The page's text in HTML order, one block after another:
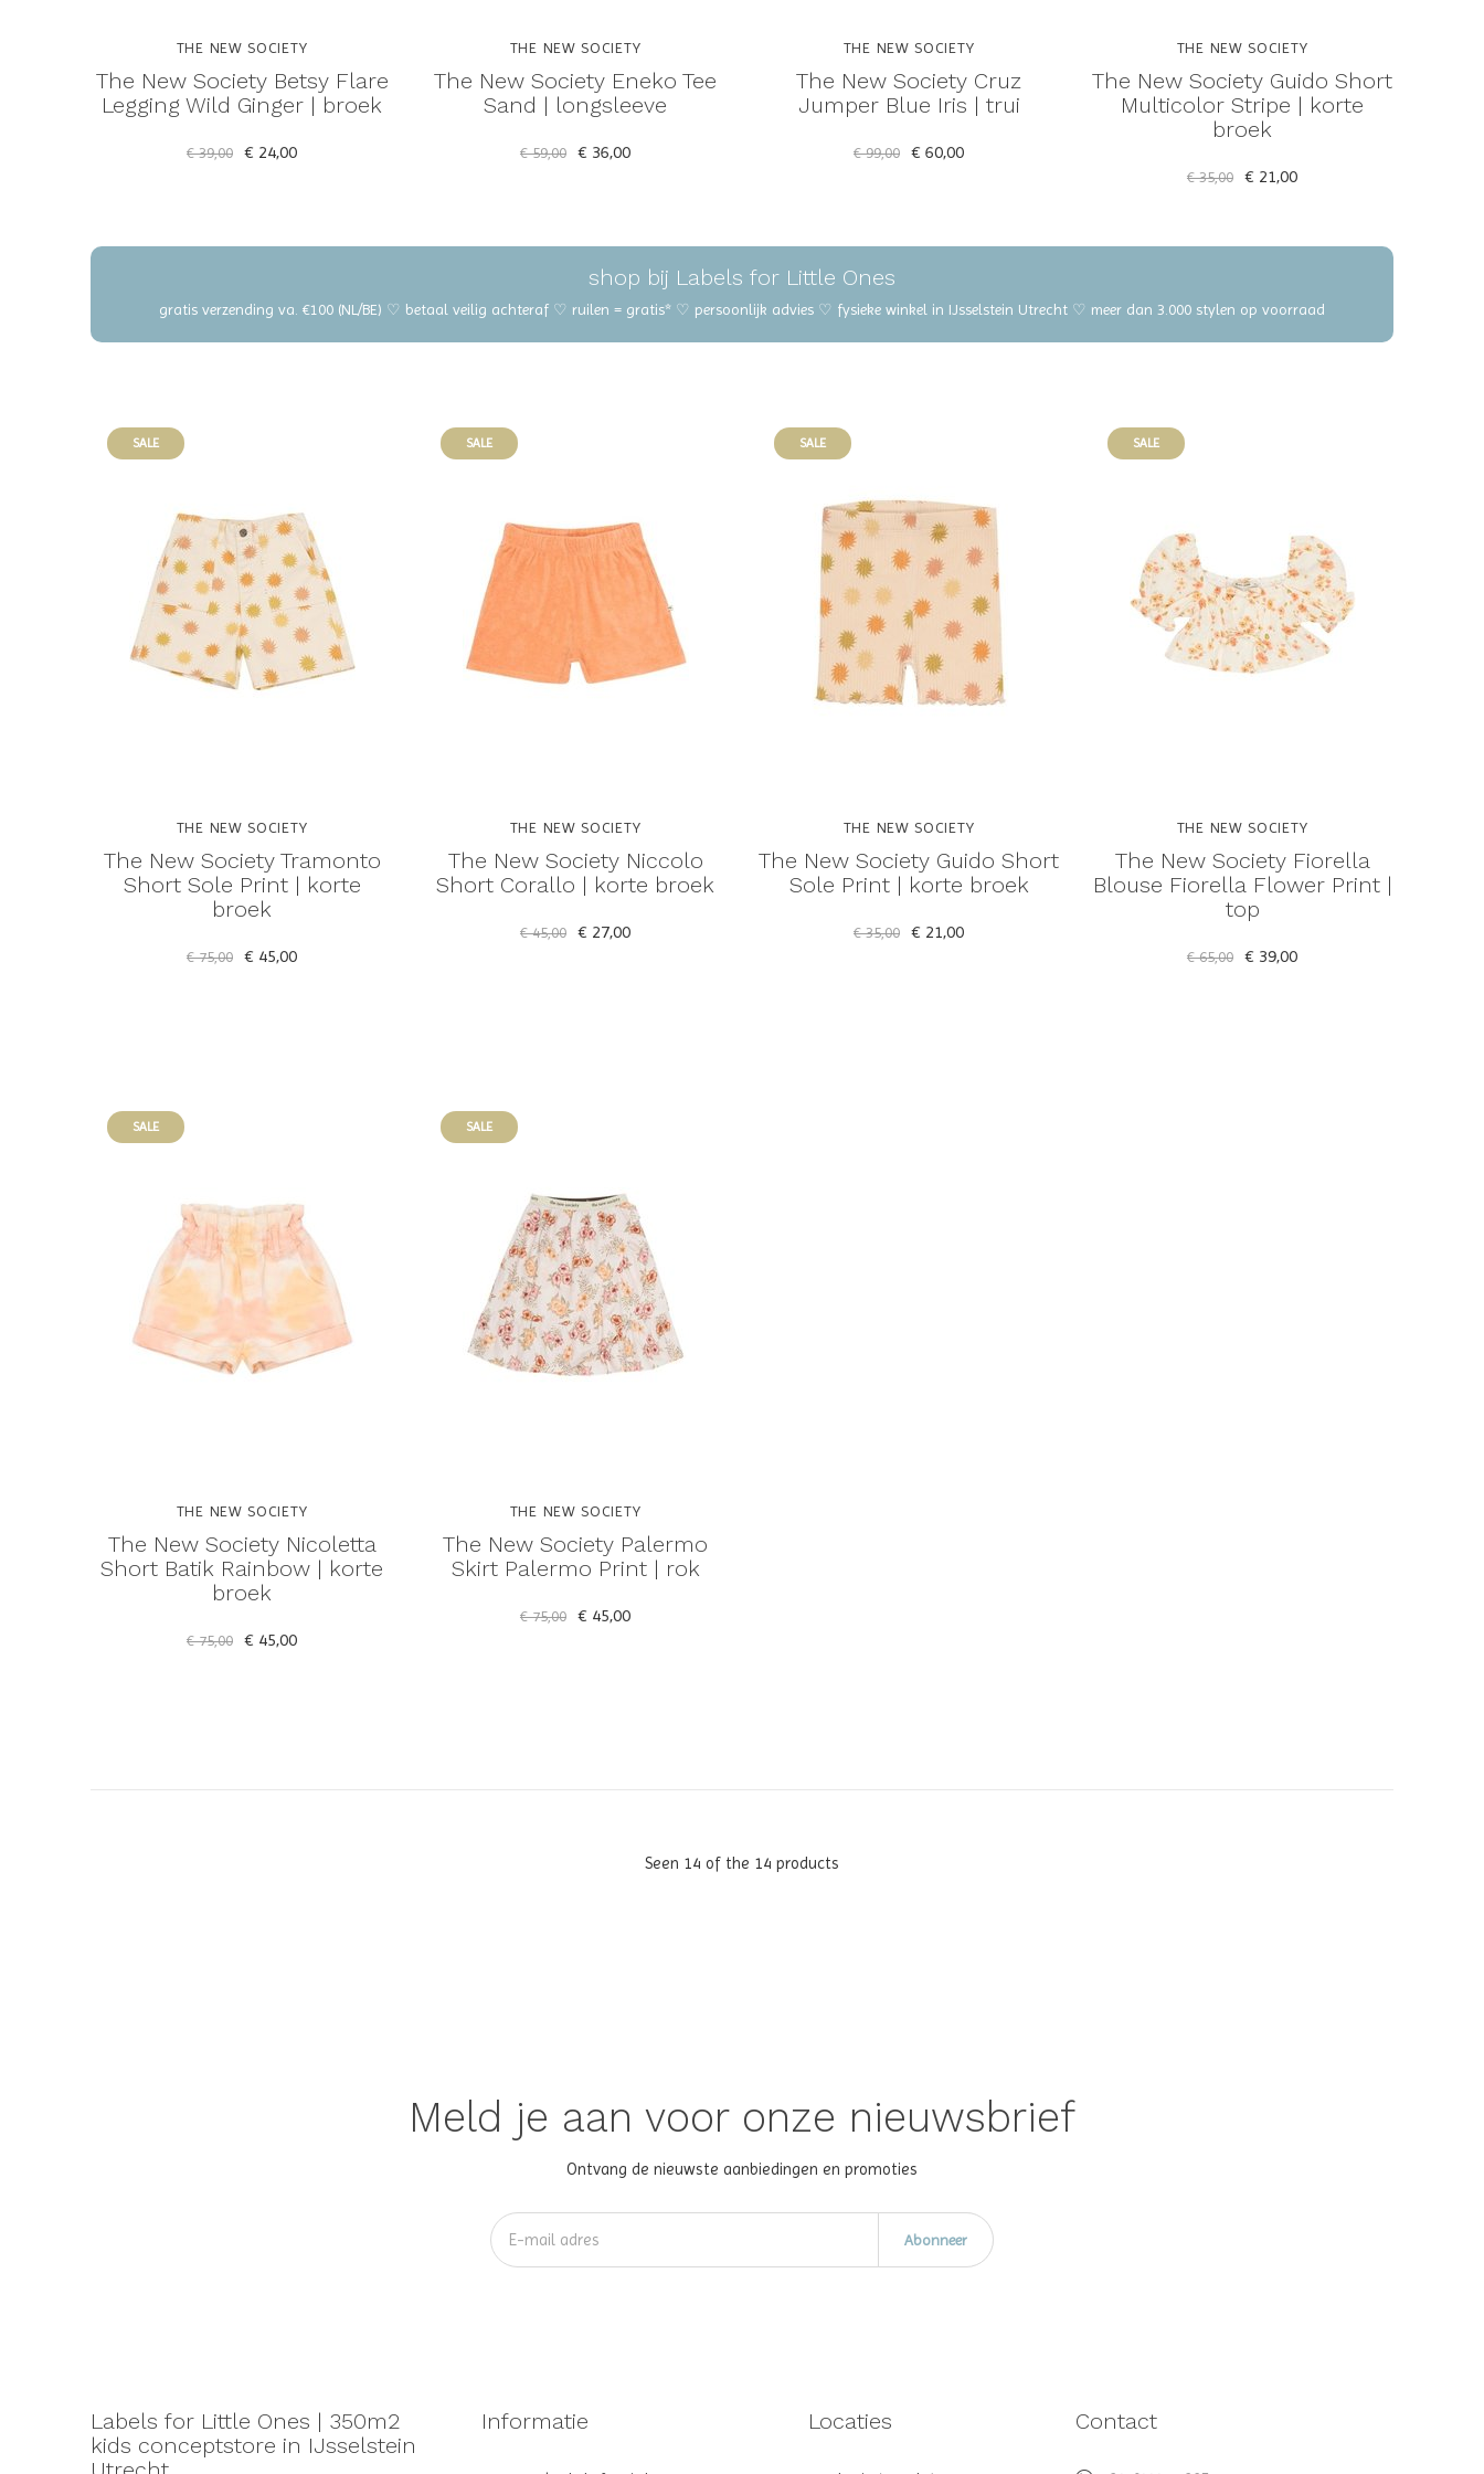
THE NEW SOCIETY
The New Society Betsy Flare
Legging Wild Ginger | broek
€ 39,00 € 24,00
THE NEW SOCIETY
The New Society Eneko Tee
Sand | longsleeve
€ 59,00 € 36,00
THE NEW SOCIETY
The New Society Cruz
Jumper Blue Iris | trui
€ 99,00 € 60,00
THE NEW SOCIETY
The New Society Guido Short
Multicolor Stripe | korte
broek
€ 35,00 € 21,00
shop bij Labels for Little Ones
gratis verzending va. €100 (NL/BE) ♡ betaal veilig achteraf ♡ ruilen = gratis* ♡ persoonlijk advies ♡ fysieke winkel in IJsselstein Utrecht ♡ meer dan 3.000 stylen op voorraad
SALE
THE NEW SOCIETY
The New Society Tramonto
Short Sole Print | korte
broek
€ 75,00 € 45,00
SALE
THE NEW SOCIETY
The New Society Niccolo
Short Corallo | korte broek
€ 45,00 € 27,00
SALE
THE NEW SOCIETY
The New Society Guido Short
Sole Print | korte broek
€ 35,00 € 21,00
SALE
THE NEW SOCIETY
The New Society Fiorella
Blouse Fiorella Flower Print |
top
€ 65,00 € 39,00
SALE
THE NEW SOCIETY
The New Society Nicoletta
Short Batik Rainbow | korte
broek
€ 75,00 € 45,00
SALE
THE NEW SOCIETY
The New Society Palermo
Skirt Palermo Print | rok
€ 75,00 € 45,00
Seen 14 of the 14 products
Meld je aan voor onze nieuwsbrief
Ontvang de nieuwste aanbiedingen en promoties
Abonneer
Labels for Little Ones | 350m2
kids conceptstore in IJsselstein
Informatie Locaties Contact